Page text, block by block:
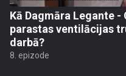
Kā Dagmāra Legante
parastas ventilācijas
darbā?
8. epizode